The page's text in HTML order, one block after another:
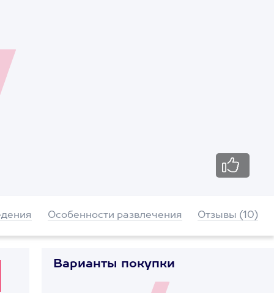
Особенности развлечения Отзывы (10)
Варианты покупки